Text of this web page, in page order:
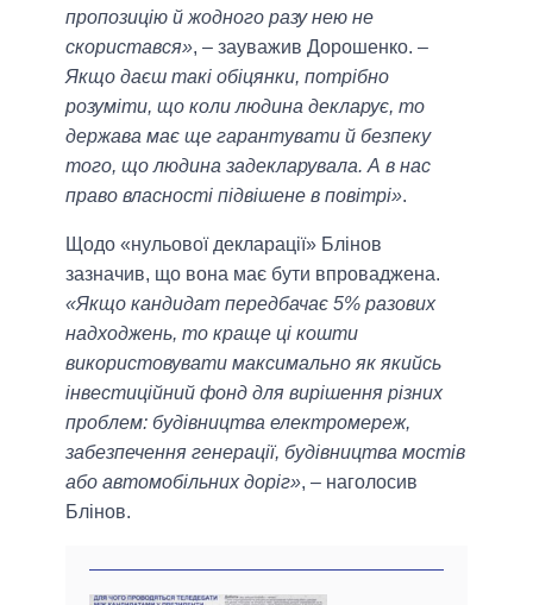
пропозицію й жодного разу нею не
скористався», – зауважив Дорошенко. –
Якщо даєш такі обіцянки, потрібно
розуміти, що коли людина декларує, то
держава має ще гарантувати й безпеку
того, що людина задекларувала. А в нас
право власності підвішене в повітрі».
Щодо «нульової декларації» Блінов
зазначив, що вона має бути впроваджена.
«Якщо кандидат передбачає 5% разових
надходжень, то краще ці кошти
використовувати максимально як якийсь
інвестиційний фонд для вирішення різних
проблем: будівництва електромереж,
забезпечення генерації, будівництва мостів
або автомобільних доріг», – наголосив
Блінов.